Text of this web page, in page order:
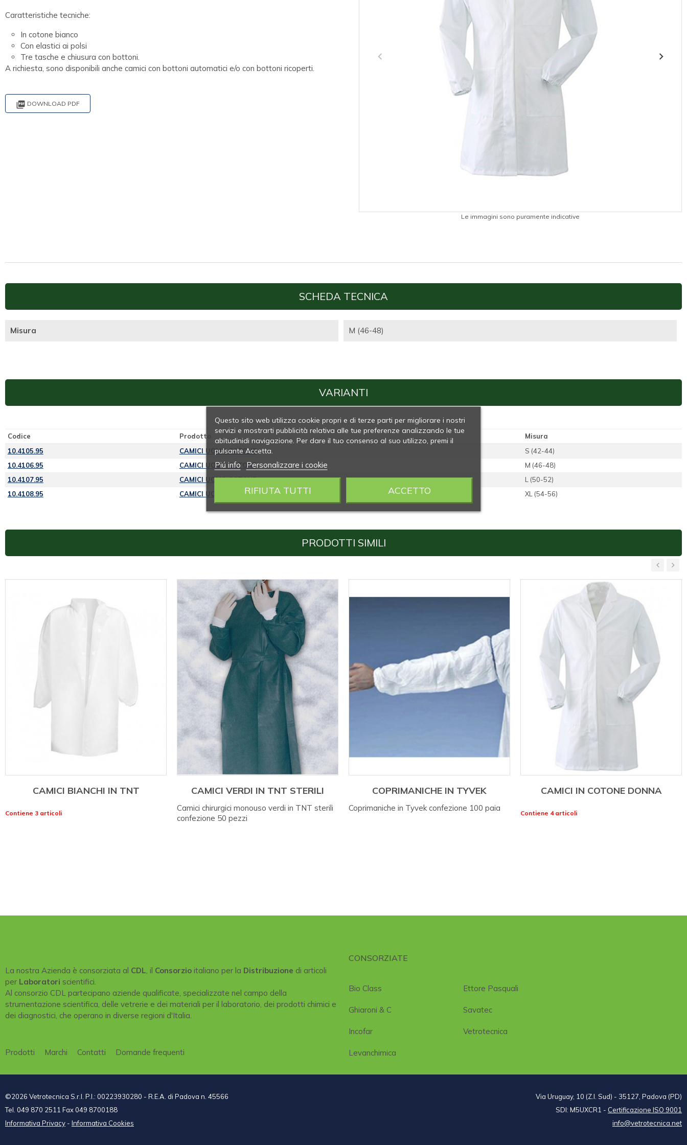
Caratteristiche tecniche:
In cotone bianco
Con elastici ai polsi
Tre tasche e chiusura con bottoni.
A richiesta, sono disponibili anche camici con bottoni automatici e/o con bottoni ricoperti.
 DOWNLOAD PDF
Le immagini sono puramente indicative
SCHEDA TECNICA
Misura M (46-48)
VARIANTI
Codice Prodotto
Misura
10.4105.95
CAMICI UOMO COTONE
S (42-44)
10.4106.95
CAMICI UOMO COTONE
M (46-48)
10.4107.95
CAMICI UOMO COTONE
L (50-52)
10.4108.95
CAMICI UOMO COTONE XL (54-56)
PRODOTTI SIMILI
CAMICI BIANCHI IN TNT
Contiene 3 articoli
CAMICI VERDI IN TNT STERILI
Camici chirurgici monouso verdi in TNT sterili
confezione 50 pezzi
COPRIMANICHE IN TYVEK
Coprimaniche in Tyvek confezione 100 paia
CAMICI IN COTONE DONNA
Contiene 4 articoli
‹ ›
La nostra Azienda è consorziata al CDL, il Consorzio italiano per la Distribuzione di articoli
per Laboratori scientifici.
Al consorzio CDL partecipano aziende qualificate, specializzate nel campo della
strumentazione scientifica, delle vetrerie e dei materiali per il laboratorio, dei prodotti chimici e
dei diagnostici, che operano in diverse regioni d'Italia.
Prodotti Marchi Contatti Domande frequenti
CONSORZIATE
Bio Class
Ghiaroni & C
Incofar
Levanchimica
Ettore Pasquali
Savatec
Vetrotecnica
Questo sito web utilizza cookie propri e di terze parti per migliorare i nostri
servizi e mostrarti pubblicità relativa alle tue preferenze analizzando le tue
abitudinidi navigazione. Per dare il tuo consenso al suo utilizzo, premi il
pulsante Accetta.
Piú info Personalizzare i cookie
RIFIUTA TUTTI ACCETTO
©2026 Vetrotecnica S.r.l. P.I.: 00223930280 - R.E.A. di Padova n. 45566
Tel. 049 870 2511 Fax 049 8700188
Informativa Privacy - Informativa Cookies
Via Uruguay, 10 (Z.I. Sud) - 35127, Padova (PD)
SDI: M5UXCR1 - Certificazione ISO 9001
info@vetrotecnica.net